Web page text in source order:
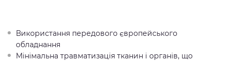
Використання передового європейського
обладнання
Мінімальна травматизація тканин і органів, що